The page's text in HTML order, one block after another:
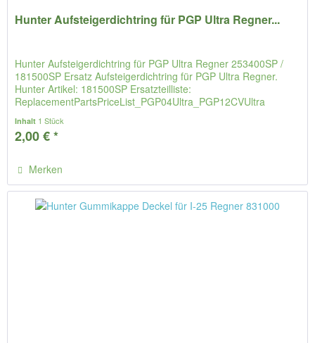
Hunter Aufsteigerdichtring für PGP Ultra Regner...
Hunter Aufsteigerdichtring für PGP Ultra Regner 253400SP /
181500SP Ersatz Aufsteigerdichtring für PGP Ultra Regner.
Hunter Artikel: 181500SP Ersatzteilliste:
ReplacementPartsPriceList_PGP04Ultra_PGP12CVUltra
Inhalt 1 Stück
2,00 € *
Merken